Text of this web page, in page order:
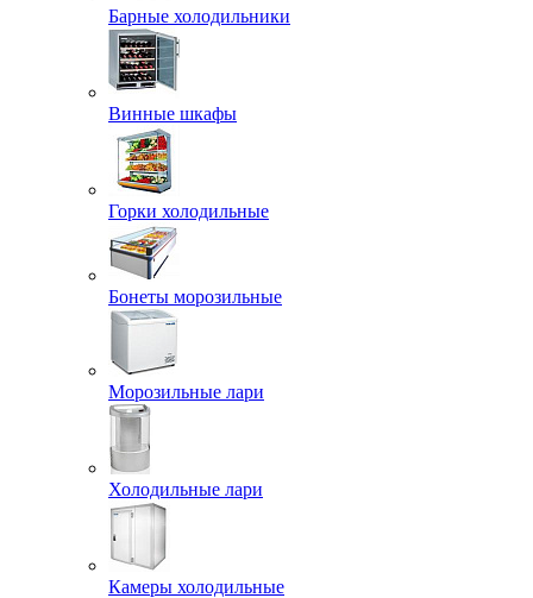
Барные холодильники
Винные шкафы
Горки холодильные
Бонеты морозильные
Морозильные лари
Холодильные лари
Камеры холодильные